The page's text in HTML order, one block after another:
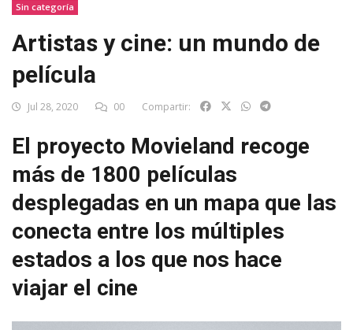
Sin categoría
Artistas y cine: un mundo de
película
Jul 28, 2020 00 Compartir:
El proyecto Movieland recoge
más de 1800 películas
desplegadas en un mapa que las
conecta entre los múltiples
estados a los que nos hace
viajar el cine